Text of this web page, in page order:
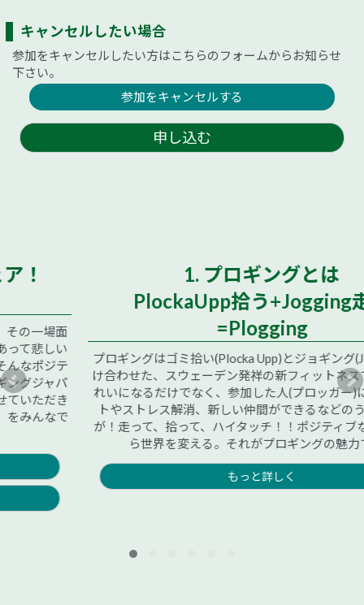
キャンセルしたい場合
参加をキャンセルしたい方はこちらのフォームからお知らせ
下さい。
参加をキャンセルする
申し込む
1. プロギングとは
PlockaUpp拾う+Jogging走る
=Plogging
プロギングはゴミ拾い(Plocka Upp)とジョギング(Jogging)をか
け合わせた、スウェーデン発祥の新フィットネスです。街がき
れいになるだけでなく、参加した人(プロッガー)にはダイエッ
トやストレス解消、新しい仲間ができるなどのうれしい効果
が！走って、拾って、ハイタッチ！！ポジティブな力で足元か
ら世界を変える。それがプロギングの魅力です。